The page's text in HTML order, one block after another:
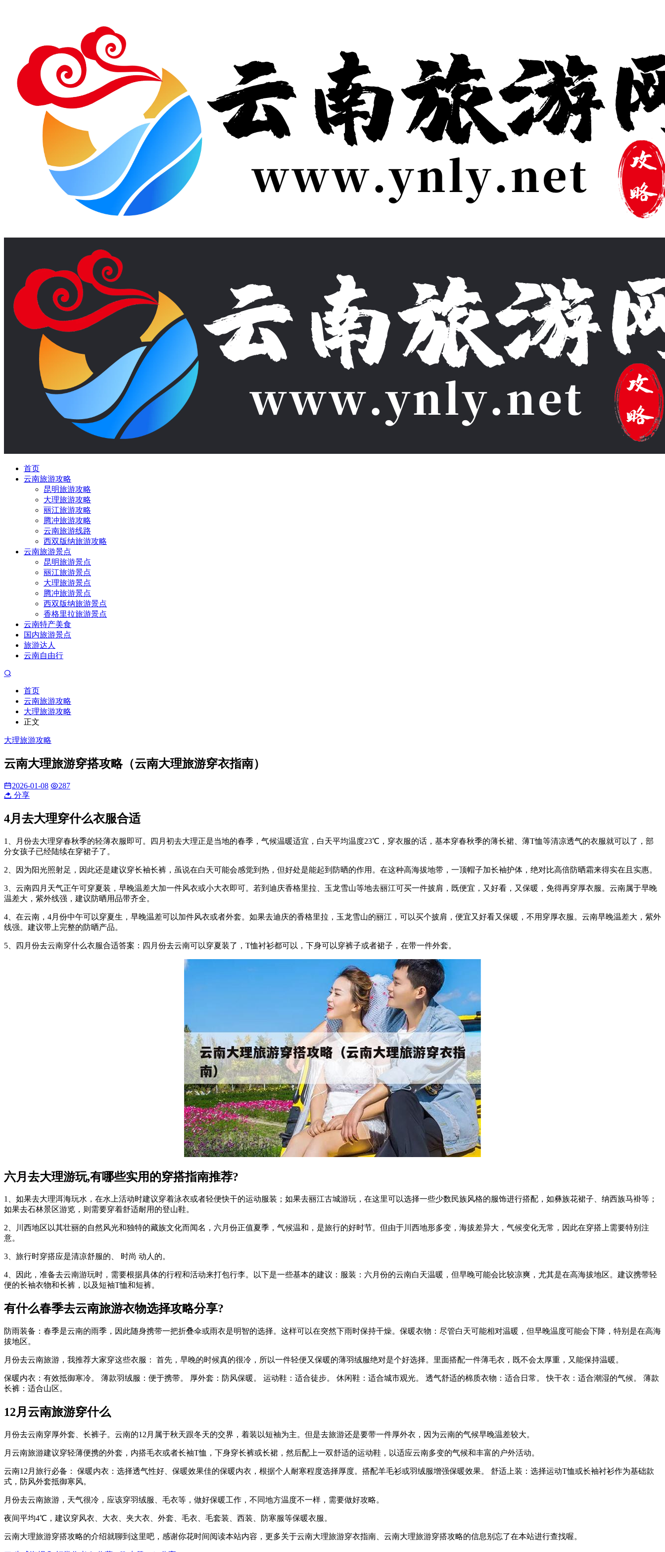
首页
云南旅游攻略
昆明旅游攻略
大理旅游攻略
丽江旅游攻略
腾冲旅游攻略
云南旅游线路
西双版纳旅游攻略
云南旅游景点
昆明旅游景点
丽江旅游景点
大理旅游景点
腾冲旅游景点
西双版纳旅游景点
香格里拉旅游景点
云南特产美食
国内旅游景点
旅游达人
云南自由行
首页
云南旅游攻略
大理旅游攻略
正文
大理旅游攻略
云南大理旅游穿搭攻略（云南大理旅游穿衣指南）
2026-01-08
287
分享
4月去大理穿什么衣服合适
1、月份去大理穿春秋季的轻薄衣服即可。四月初去大理正是当地的春季，气候温暖适宜，白天平均温度23℃，穿衣服的话，基本穿春秋季的薄长裙、薄T恤等清凉透气的衣服就可以了，部
分女孩子已经陆续在穿裙子了。
2、因为阳光照射足，因此还是建议穿长袖长裤，虽说在白天可能会感觉到热，但好处是能起到防晒的作用。在这种高海拔地带，一顶帽子加长袖护体，绝对比高倍防晒霜来得实在且实惠。
3、云南四月天气正午可穿夏装，早晚温差大加一件风衣或小大衣即可。若到迪庆香格里拉、玉龙雪山等地去丽江可买一件披肩，既便宜，又好看，又保暖，免得再穿厚衣服。云南属于早晚
温差大，紫外线强，建议防晒用品带齐全。
4、在云南，4月份中午可以穿夏生，早晚温差可以加件风衣或者外套。如果去迪庆的香格里拉，玉龙雪山的丽江，可以买个披肩，便宜又好看又保暖，不用穿厚衣服。云南早晚温差大，紫外
线强。建议带上完整的防晒产品。
5、四月份去云南穿什么衣服合适答案：四月份去云南可以穿夏装了，T恤衬衫都可以，下身可以穿裤子或者裙子，在带一件外套。
六月去大理游玩,有哪些实用的穿搭指南推荐?
1、如果去大理洱海玩水，在水上活动时建议穿着泳衣或者轻便快干的运动服装；如果去丽江古城游玩，在这里可以选择一些少数民族风格的服饰进行搭配，如彝族花裙子、纳西族马褂等；
如果去石林景区游览，则需要穿着舒适耐用的登山鞋。
2、川西地区以其壮丽的自然风光和独特的藏族文化而闻名，六月份正值夏季，气候温和，是旅行的好时节。但由于川西地形多变，海拔差异大，气候变化无常，因此在穿搭上需要特别注
意。
3、旅行时穿搭应是清凉舒服的、 时尚 动人的。
4、因此，准备去云南游玩时，需要根据具体的行程和活动来打包行李。以下是一些基本的建议：服装：六月份的云南白天温暖，但早晚可能会比较凉爽，尤其是在高海拔地区。建议携带轻
便的长袖衣物和长裤，以及短袖T恤和短裤。
有什么春季去云南旅游衣物选择攻略分享?
防雨装备：春季是云南的雨季，因此随身携带一把折叠伞或雨衣是明智的选择。这样可以在突然下雨时保持干燥。保暖衣物：尽管白天可能相对温暖，但早晚温度可能会下降，特别是在高海
拔地区。
月份去云南旅游，我推荐大家穿这些衣服： 首先，早晚的时候真的很冷，所以一件轻便又保暖的薄羽绒服绝对是个好选择。里面搭配一件薄毛衣，既不会太厚重，又能保持温暖。
保暖内衣：有效抵御寒冷。 薄款羽绒服：便于携带。 厚外套：防风保暖。 运动鞋：适合徒步。 休闲鞋：适合城市观光。 透气舒适的棉质衣物：适合日常。 快干衣：适合潮湿的气候。 薄款
长裤：适合山区。
12月云南旅游穿什么
月份去云南穿厚外套、长裤子。云南的12月属于秋天跟冬天的交界，着装以短袖为主。但是去旅游还是要带一件厚外衣，因为云南的气候早晚温差较大。
月云南旅游建议穿轻薄便携的外套，内搭毛衣或者长袖T恤，下身穿长裤或长裙，然后配上一双舒适的运动鞋，以适应云南多变的气候和丰富的户外活动。
云南12月旅行必备： 保暖内衣：选择透气性好、保暖效果佳的保暖内衣，根据个人耐寒程度选择厚度。搭配羊毛衫或羽绒服增强保暖效果。 舒适上装：选择运动T恤或长袖衬衫作为基础款
式，防风外套抵御寒风。
月份去云南旅游，天气很冷，应该穿羽绒服、毛衣等，做好保暖工作，不同地方温度不一样，需要做好攻略。
夜间平均4℃，建议穿风衣、大衣、夹大衣、外套、毛衣、毛套装、西装、防寒服等保暖衣服。
云南大理旅游穿搭攻略的介绍就聊到这里吧，感谢你花时间阅读本站内容，更多关于云南大理旅游穿衣指南、云南大理旅游穿搭攻略的信息别忘了在本站进行查找喔。